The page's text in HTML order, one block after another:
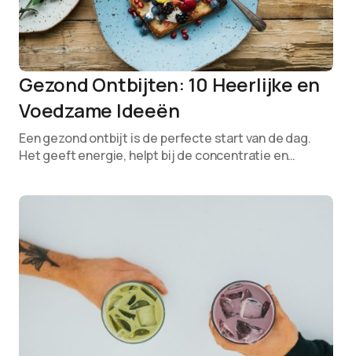
Gezond Ontbijten: 10 Heerlijke en
Voedzame Ideeën
Een gezond ontbijt is de perfecte start van de dag.
Het geeft energie, helpt bij de concentratie en…